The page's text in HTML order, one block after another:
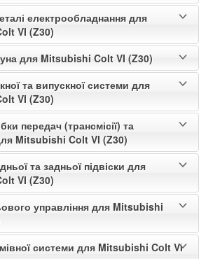
електрообладнання для
VI (Z30)
для Mitsubishi Colt VI (Z30)
та випускної системи для
VI (Z30)
передач (трансмісії) та
Mitsubishi Colt VI (Z30)
та задньої підвіски для
VI (Z30)
управління для Mitsubishi
системи для Mitsubishi Colt VI